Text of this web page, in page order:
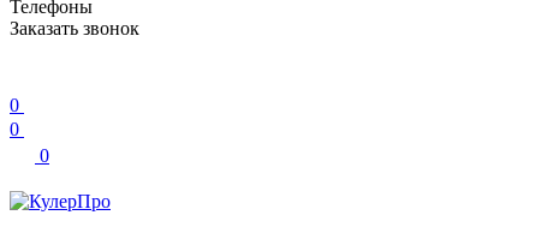
Телефоны
Заказать звонок
0
0
0